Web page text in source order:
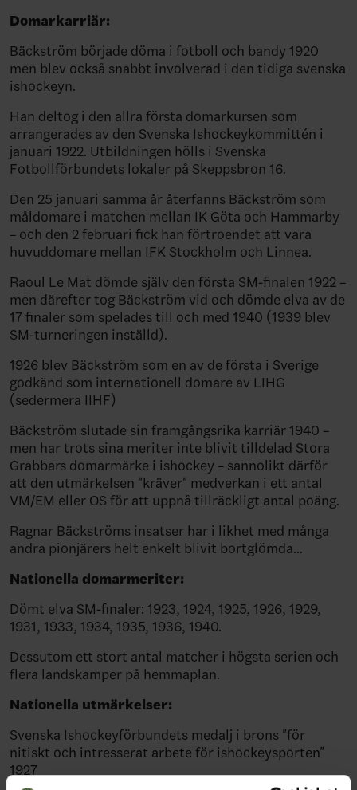
Domarkarriär:
Bäckström började döma i fotboll och bandy 1920
men blev också snabbt involverad i den tidiga svenska
ishockeyn.
Han deltog i den allra första domarkursen som
arrangerades av den Svenska Ishockeykommittén i
januari 1922. Utbildningen hölls i Svenska
Fotbollförbundets lokaler på Skeppsbron 16.
Den 25 januari samma år återfanns Bäckström som
måldomare i matchen mellan IK Göta och Hammarby
– och den 2 februari fick han förtroendet att vara
huvuddomare mellan IFK Stockholm och Linnea.
Raoul Le Mat dömde själv den första SM-finalen 1922 –
men därefter tog Bäckström vid och dömde elva av de
17 finaler som spelades till och med 1940 (1939 blev
SM-turneringen inställd).
1926 blev Bäckström som en av de första i Sverige
godkänd som internationell domare av LIHG
(sedermera IIHF)
Bäckström slutade sin framgångsrika karriär 1940 –
men har trots sina meriter inte blivit tilldelad Stora
Grabbars domarmärke i ishockey – sannolikt därför
att den utmärkelsen "kräver" medverkan i ett antal
VM/EM eller OS för att uppnå tillräckligt antal poäng.
Ragnar Bäckströms insatser har i likhet med många
andra pionjärers helt enkelt blivit bortglömda…
Nationella domarmeriter:
Dömt elva SM-finaler: 1923, 1924, 1925, 1926, 1929,
1931, 1933, 1934, 1935, 1936, 1940.
Dessutom ett stort antal matcher i högsta serien och
flera landskamper på hemmaplan.
Nationella utmärkelser:
Svenska Ishockeyförbundets medalj i brons "för
nitiskt och intresserat arbete för ishockeysporten"
1927